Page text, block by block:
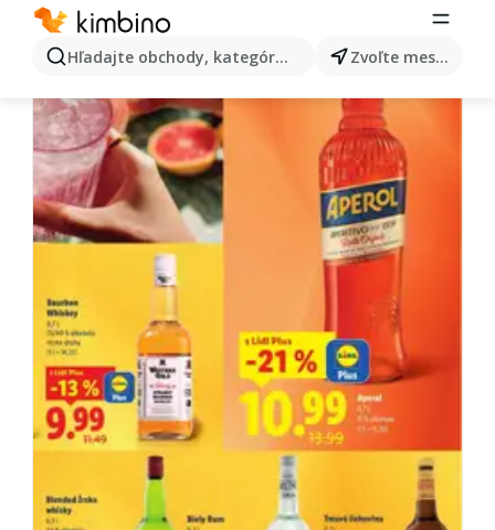
Hľadajte obchody, kategórie, produkty... Zvoľte mesto